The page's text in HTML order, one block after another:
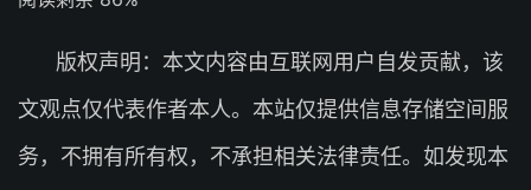
版权声明：本文内容由互联网用户自发贡献，该
文观点仅代表作者本人。本站仅提供信息存储空间服
务，不拥有所有权，不承担相关法律责任。如发现本